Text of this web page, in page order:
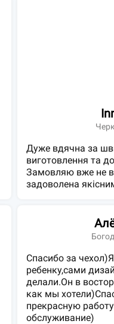
Дуже вдячна за
виготовлення та
Замовляю вже не
задоволена
Спасибо за
ребенку,сами
делали.Он в
как мы
прекрасную
обслуживание)